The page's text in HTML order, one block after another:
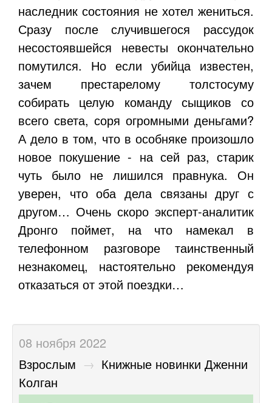
наследник состояния не хотел жениться.
Сразу после случившегося рассудок
несостоявшейся невесты окончательно
помутился. Но если убийца известен,
зачем престарелому толстосуму
собирать целую команду сыщиков со
всего света, соря огромными деньгами?
А дело в том, что в особняке произошло
новое покушение - на сей раз, старик
чуть было не лишился правнука. Он
уверен, что оба дела связаны друг с
другом… Очень скоро эксперт-аналитик
Дронго поймет, на что намекал в
телефонном разговоре таинственный
незнакомец, настоятельно рекомендуя
отказаться от этой поездки…
08 ноября 2022
Взрослым → Книжные новинки Дженни
Колган